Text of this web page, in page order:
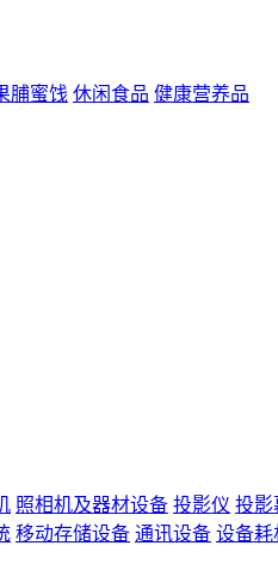
脯蜜饯 休闲食品 健康营养品
照相机及器材设备 投影仪 投影
移动存储设备 通讯设备 设备耗